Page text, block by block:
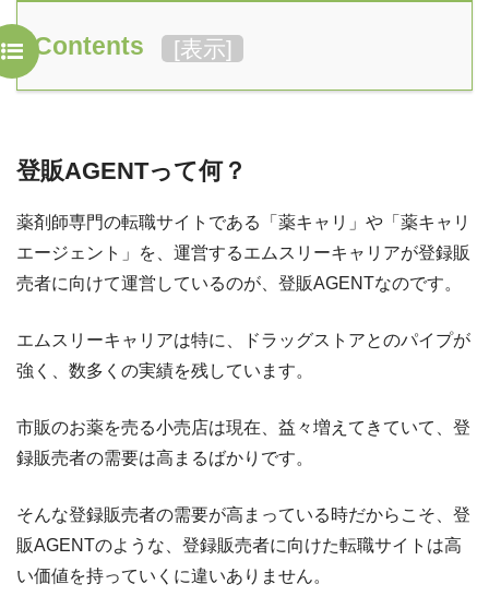
Contents [表示]
登販AGENTって何？
薬剤師専門の転職サイトである「薬キャリ」や「薬キャリ
エージェント」を、運営するエムスリーキャリアが登録販
売者に向けて運営しているのが、登販AGENTなのです。
エムスリーキャリアは特に、ドラッグストアとのパイプが
強く、数多くの実績を残しています。
市販のお薬を売る小売店は現在、益々増えてきていて、登
録販売者の需要は高まるばかりです。
そんな登録販売者の需要が高まっている時だからこそ、登
販AGENTのような、登録販売者に向けた転職サイトは高
い価値を持っていくに違いありません。